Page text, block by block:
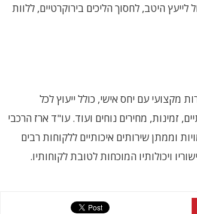
היטב, לחסוך הליכים בירוקרטיים, ללוות
עם יחס אישי, כולל ייעוץ לכל
זמינות, מחירים נוחים ועוד. עו"ד ארז הרכבי
וממתן שירותים איכותיים ללקוחות רבים